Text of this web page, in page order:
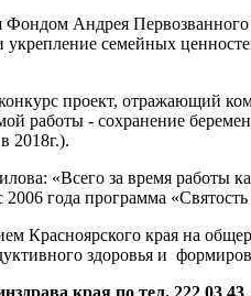
Фондом Андрея
семейных
проект, отражающий
работы - сохранение
2018г.).
«Всего за время работы
года программа
Красноярского края на
здоровья и